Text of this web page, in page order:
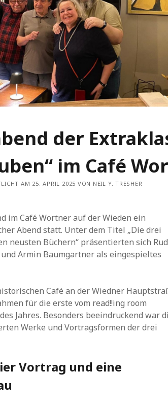
der
im Café
AM 25. APRIL 2025 VON NEIL Y. TRESHER
im Café Wortner auf der Wieden ein
Abend statt. Unter dem Titel „Die drei
neusten Büchern“ präsentierten sich
Armin Baumgartner als eingespieltes
Café an der Wiedner
für die erste vom read!!ing room
Jahres. Besonders beeindruckend war
Werke und Vortragsformen der drei
Vortrag und eine